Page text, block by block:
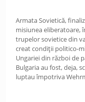
Armata Sovietică,
misiunea eliberatoare,
trupelor sovietice din
creat condiții politico-
Ungariei din război de
Bulgaria au fost, deja,
luptau împotriva